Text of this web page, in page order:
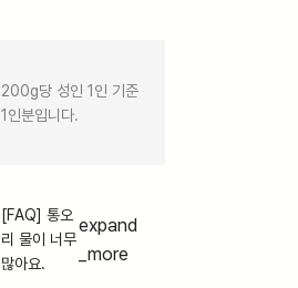
200g당 성인 1인 기준
1인분입니다.
[FAQ] 통오
리 물이 너무
많아요.
expand
_more